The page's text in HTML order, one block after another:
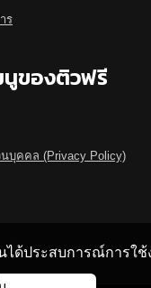
ร
นูของติวฟรี
บุคคล (Privacy Policy)
ได้ประสบการณ์การ